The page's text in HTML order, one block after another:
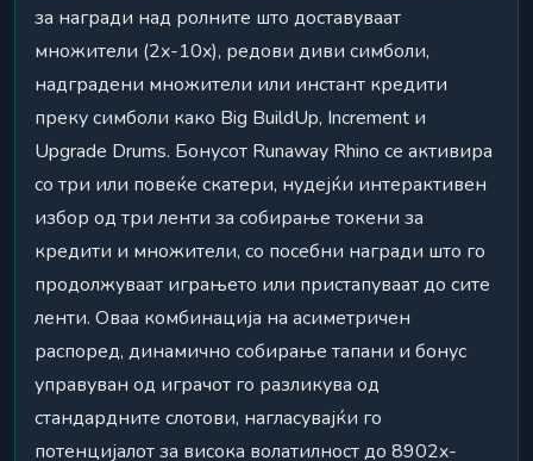
за награди над ролните што доставуваат
множители (2x-10x), редови диви симболи,
надградени множители или инстант кредити
преку симболи како Big BuildUp, Increment и
Upgrade Drums. Бонусот Runaway Rhino се активира
со три или повеќе скатери, нудејќи интерактивен
избор од три ленти за собирање токени за
кредити и множители, со посебни награди што го
продолжуваат играњето или пристапуваат до сите
ленти. Оваа комбинација на асиметричен
распоред, динамично собирање тапани и бонус
управуван од играчот го разликува од
стандардните слотови, нагласувајќи го
потенцијалот за висока волатилност до 8902x-